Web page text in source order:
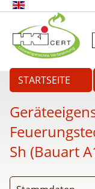
STARTSEITE
Sh (Bauart